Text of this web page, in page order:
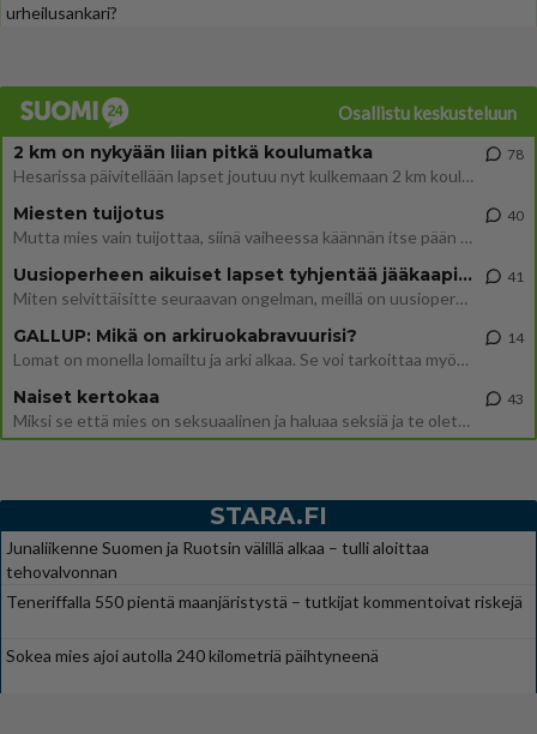
urheilusankari?
Osallistu keskusteluun
2 km on nykyään liian pitkä koulumatka
Hesarissa päivitellään lapset joutuu nyt kulkemaan 2 km kouluun jösses. Ruostefillarilla tuo matka menee vaikka miten äk
78
Miesten tuijotus
Mutta mies vain tuijottaa, siinä vaiheessa käännän itse pään pois. Mikä juttu? Yleensä jos joku tuijottaa tai katsoo, hä
40
Uusioperheen aikuiset lapset tyhjentää jääkaapin käydessään
Miten selvittäisitte seuraavan ongelman, meillä on uusioperhe, minulla teini-ikäiset lapset ja puolisolla aikuiset, jotk
41
GALLUP: Mikä on arkiruokabravuurisi?
Lomat on monella lomailtu ja arki alkaa. Se voi tarkoittaa myös sitä, että grillailut on grillattu ja palataan arjen ruo
14
Naiset kertokaa
Miksi se että mies on seksuaalinen ja haluaa seksiä ja te olette hänen mielestänne haluttava on vastenmielistä? Mikä sii
43
STARA.FI
Junaliikenne Suomen ja Ruotsin välillä alkaa – tulli aloittaa
tehovalvonnan
Teneriffalla 550 pientä maanjäristystä – tutkijat kommentoivat riskejä
Sokea mies ajoi autolla 240 kilometriä päihtyneenä